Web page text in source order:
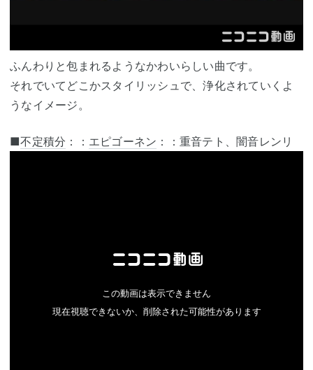
ふんわりと包まれるようなかわいらしい曲です。
それでいてどこかスタイリッシュで、浄化されていくよ
うなイメージ。
■不定積分 ：： エピゴーネン ：：重音テト、闇音レンリ